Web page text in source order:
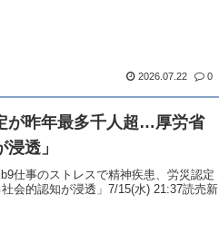
2026.07.22 0
が昨年最多千人超…厚労省
透」
仕事のストレスで精神疾患、労災認定
会的認知が浸透」7/15(水) 21:37読売新